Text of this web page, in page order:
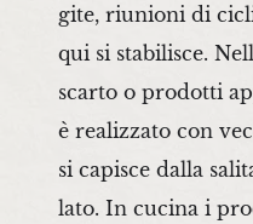
gite, riunioni di
qui si stabilisce.
scarto o prodotti
è realizzato con
si capisce dalla
lato. In cucina i